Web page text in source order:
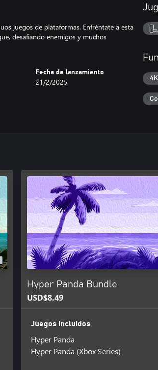
juegos de plataformas. Enfréntate a esta
desafiando enemigos y muchos
Fecha de lanzamiento
21/2/2025
Hyper Panda Bundle
USD$8.49
Juegos incluidos
Hyper Panda
Hyper Panda (Xbox Series)